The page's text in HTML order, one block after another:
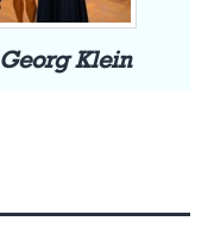
Georg Klein